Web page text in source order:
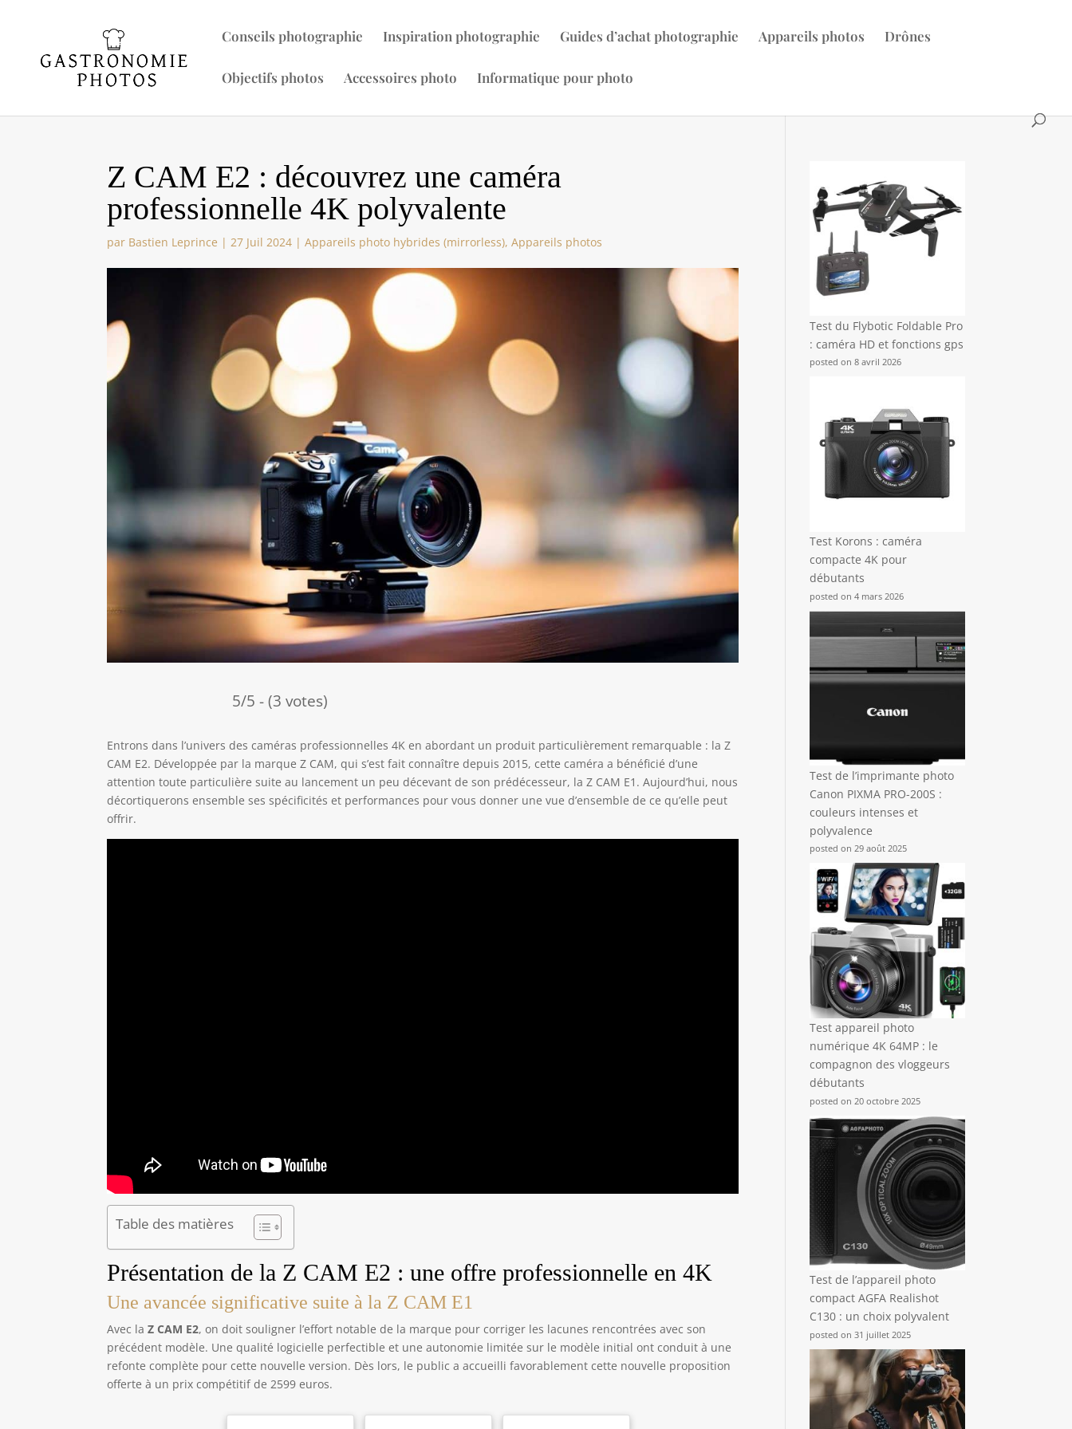
Conseils photographie Inspiration photographie Guides d’achat photographie Appareils photos Drônes
Objectifs photos Accessoires photo Informatique pour photo
Z CAM E2 : découvrez une caméra
professionnelle 4K polyvalente
par Bastien Leprince |27 Juil 2024 |Appareils photo hybrides (mirrorless),Appareils photos
5/5 - (3 votes)
Entrons dans l’univers des caméras professionnelles 4K en abordant un produit particulièrement remarquable : la Z
CAM E2. Développée par la marque Z CAM, qui s’est fait connaître depuis 2015, cette caméra a bénéficié d’une
attention toute particulière suite au lancement un peu décevant de son prédécesseur, la Z CAM E1. Aujourd’hui, nous
décortiquerons ensemble ses spécificités et performances pour vous donner une vue d’ensemble de ce qu’elle peut
offrir.
Table des matières
Présentation de la Z CAM E2 : une offre professionnelle en 4K
Une avancée significative suite à la Z CAM E1
Avec laZ CAM E2, on doit souligner l’effort notable de la marque pour corriger les lacunes rencontrées avec son
précédent modèle. Une qualité logicielle perfectible et une autonomie limitée sur le modèle initial ont conduit à une
refonte complète pour cette nouvelle version. Dès lors, le public a accueilli favorablement cette nouvelle proposition
offerte à un prix compétitif de 2599 euros.
Test du Flybotic Foldable Pro
: caméra HD et fonctions gps
posted on 8 avril 2026
Test Korons : caméra
compacte 4K pour
débutants
posted on 4 mars 2026
Test de l’imprimante photo
Canon PIXMA PRO-200S :
couleurs intenses et
polyvalence
posted on 29 août 2025
Test appareil photo
numérique 4K 64MP : le
compagnon des vloggeurs
débutants
posted on 20 octobre 2025
Test de l’appareil photo
compact AGFA Realishot
C130 : un choix polyvalent
posted on 31 juillet 2025